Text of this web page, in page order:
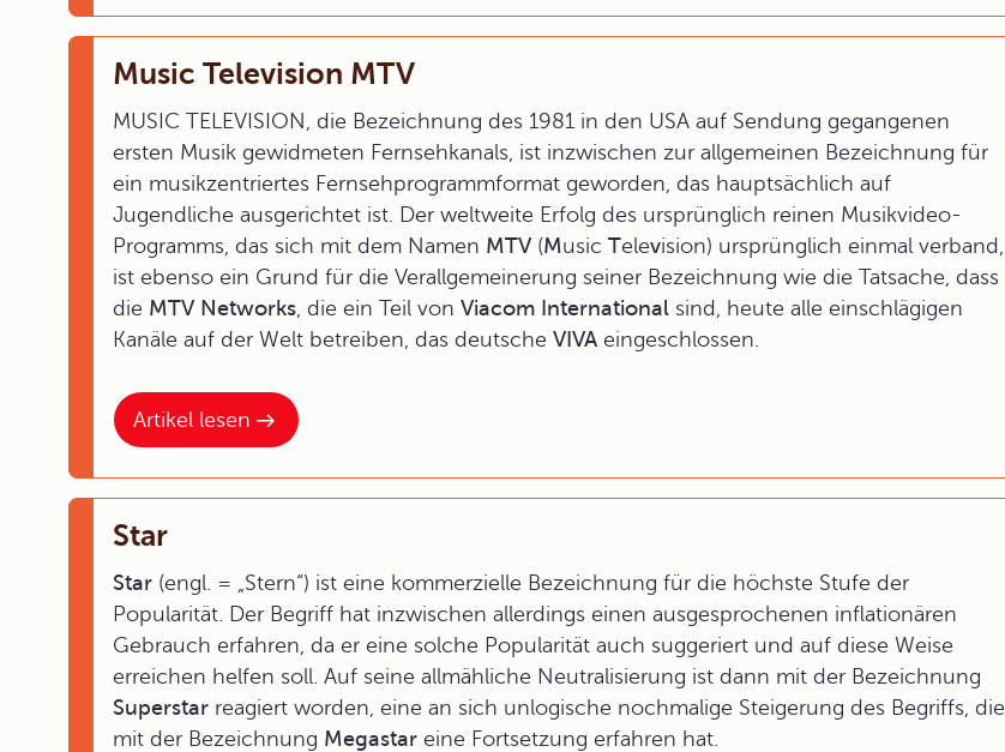
Artikel lesen
Music Television MTV
MUSIC TELEVISION, die Bezeichnung des 1981 in den USA auf Sendung gegangenen
ersten Musik gewidmeten Fernsehkanals, ist inzwischen zur allgemeinen Bezeichnung für
ein musikzentriertes Fernsehprogrammformat geworden, das hauptsächlich auf
Jugendliche ausgerichtet ist. Der weltweite Erfolg des ursprünglich reinen Musikvideo-
Programms, das sich mit dem Namen MTV (Music Television) ursprünglich einmal verband,
ist ebenso ein Grund für die Verallgemeinerung seiner Bezeichnung wie die Tatsache, dass
die MTV Networks, die ein Teil von Viacom International sind, heute alle einschlägigen
Kanäle auf der Welt betreiben, das deutsche VIVA eingeschlossen.
Star
Star (engl. = „Stern“) ist eine kommerzielle Bezeichnung für die höchste Stufe der
Popularität. Der Begriff hat inzwischen allerdings einen ausgesprochenen inflationären
Gebrauch erfahren, da er eine solche Popularität auch suggeriert und auf diese Weise
erreichen helfen soll. Auf seine allmähliche Neutralisierung ist dann mit der Bezeichnung
Superstar reagiert worden, eine an sich unlogische nochmalige Steigerung des Begriffs, die
mit der Bezeichnung Megastar eine Fortsetzung erfahren hat.